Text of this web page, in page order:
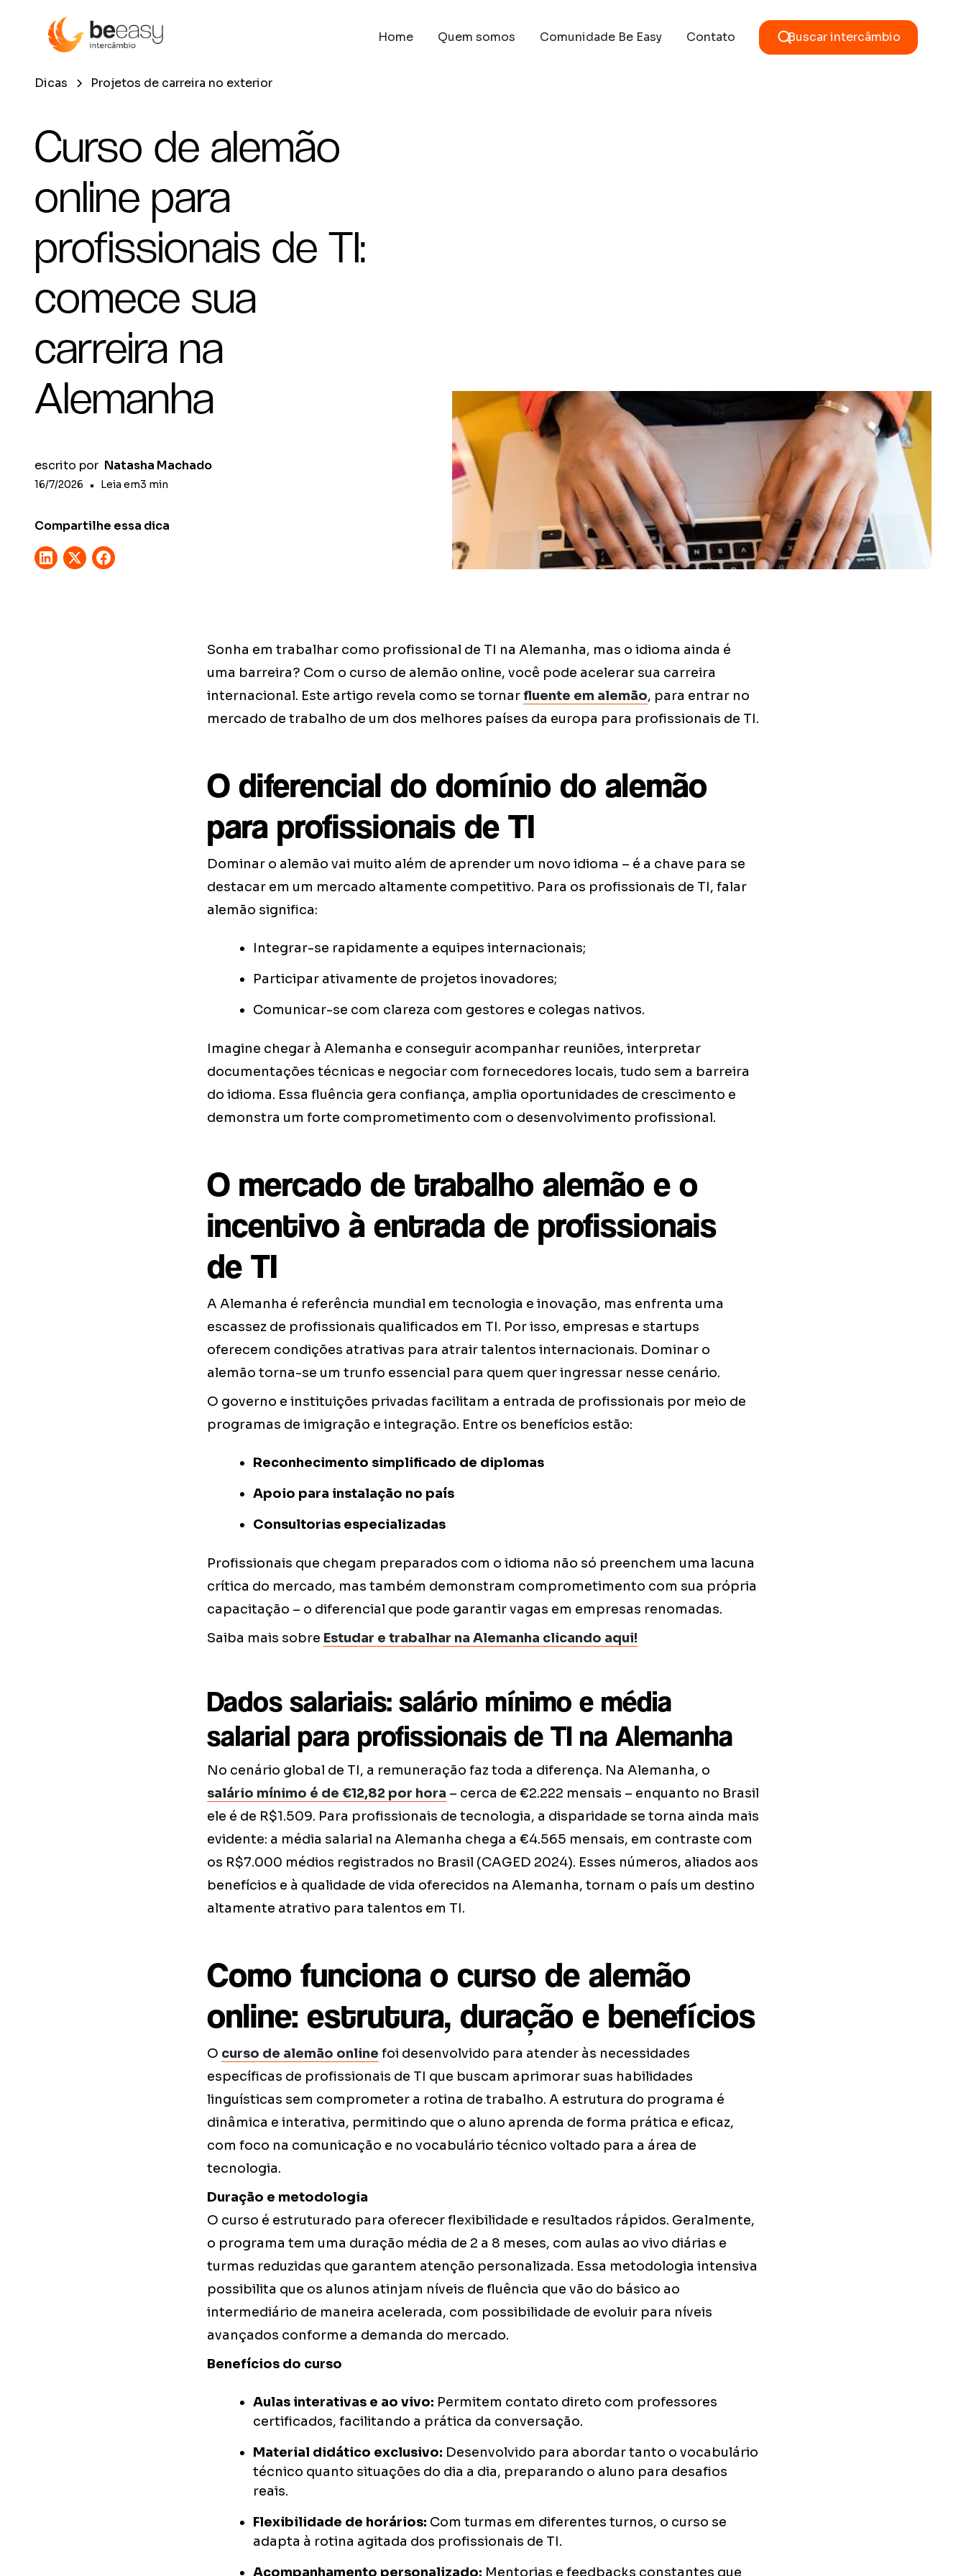
Home Quem somos Comunidade Be Easy Contato Buscar intercâmbio
Dicas Projetos de carreira no exterior
Curso de alemão
online para
profissionais de TI:
comece sua
carreira na
Alemanha
escrito por Natasha Machado
16/7/2026 • Leia em3 min
Compartilhe essa dica
Sonha em trabalhar como profissional de TI na Alemanha, mas o idioma ainda é
uma barreira? Com o curso de alemão online, você pode acelerar sua carreira
internacional. Este artigo revela como se tornarfluente em alemão, para entrar no
mercado de trabalho de um dos melhores países da europa para profissionais de TI.
O diferencial do domínio do alemão
para profissionais de TI
Dominar o alemão vai muito além de aprender um novo idioma – é a chave para se
destacar em um mercado altamente competitivo. Para os profissionais de TI, falar
alemão significa:
Integrar-se rapidamente a equipes internacionais;
Participar ativamente de projetos inovadores;
Comunicar-se com clareza com gestores e colegas nativos.
Imagine chegar à Alemanha e conseguir acompanhar reuniões, interpretar
documentações técnicas e negociar com fornecedores locais, tudo sem a barreira
do idioma. Essa fluência gera confiança, amplia oportunidades de crescimento e
demonstra um forte comprometimento com o desenvolvimento profissional.
O mercado de trabalho alemão e o
incentivo à entrada de profissionais
de TI
A Alemanha é referência mundial em tecnologia e inovação, mas enfrenta uma
escassez de profissionais qualificados em TI. Por isso, empresas e startups
oferecem condições atrativas para atrair talentos internacionais. Dominar o
alemão torna-se um trunfo essencial para quem quer ingressar nesse cenário.
O governo e instituições privadas facilitam a entrada de profissionais por meio de
programas de imigração e integração. Entre os benefícios estão:
Reconhecimento simplificado de diplomas
Apoio para instalação no país
Consultorias especializadas
Profissionais que chegam preparados com o idioma não só preenchem uma lacuna
crítica do mercado, mas também demonstram comprometimento com sua própria
capacitação – o diferencial que pode garantir vagas em empresas renomadas.
Saiba mais sobre Estudar e trabalhar na Alemanha clicando aqui!
Dados salariais: salário mínimo e média
salarial para profissionais de TI na Alemanha
No cenário global de TI, a remuneração faz toda a diferença. Na Alemanha, o
salário mínimo é de €12,82 por hora – cerca de €2.222 mensais – enquanto no Brasil
ele é de R$1.509. Para profissionais de tecnologia, a disparidade se torna ainda mais
evidente: a média salarial na Alemanha chega a €4.565 mensais, em contraste com
os R$7.000 médios registrados no Brasil (CAGED 2024). Esses números, aliados aos
benefícios e à qualidade de vida oferecidos na Alemanha, tornam o país um destino
altamente atrativo para talentos em TI.
Como funciona o curso de alemão
online: estrutura, duração e benefícios
O curso de alemão online foi desenvolvido para atender às necessidades
específicas de profissionais de TI que buscam aprimorar suas habilidades
linguísticas sem comprometer a rotina de trabalho. A estrutura do programa é
dinâmica e interativa, permitindo que o aluno aprenda de forma prática e eficaz,
com foco na comunicação e no vocabulário técnico voltado para a área de
tecnologia.
Duração e metodologia
O curso é estruturado para oferecer flexibilidade e resultados rápidos. Geralmente,
o programa tem uma duração média de 2 a 8 meses, com aulas ao vivo diárias e
turmas reduzidas que garantem atenção personalizada. Essa metodologia intensiva
possibilita que os alunos atinjam níveis de fluência que vão do básico ao
intermediário de maneira acelerada, com possibilidade de evoluir para níveis
avançados conforme a demanda do mercado.
Benefícios do curso
Aulas interativas e ao vivo: Permitem contato direto com professores
certificados, facilitando a prática da conversação.
Material didático exclusivo: Desenvolvido para abordar tanto o vocabulário
técnico quanto situações do dia a dia, preparando o aluno para desafios
reais.
Flexibilidade de horários: Com turmas em diferentes turnos, o curso se
adapta à rotina agitada dos profissionais de TI.
Acompanhamento personalizado: Mentorias e feedbacks constantes que